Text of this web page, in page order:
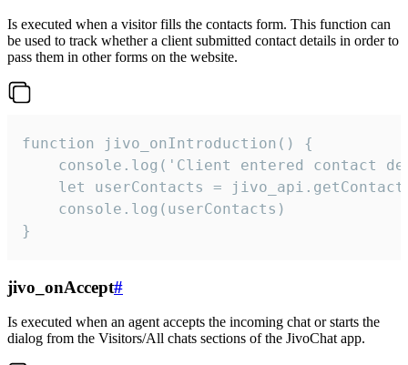
Is executed when a visitor fills the contacts form. This function can
be used to track whether a client submitted contact details in order to
pass them in other forms on the website.
function jivo_onIntroduction() {
console.log('Client entered contact
let userContacts =
    console.log(userContacts)
}
jivo_onAccept#
Is executed when an agent accepts the incoming chat or starts the
dialog from the Visitors/All chats sections of the JivoChat app.